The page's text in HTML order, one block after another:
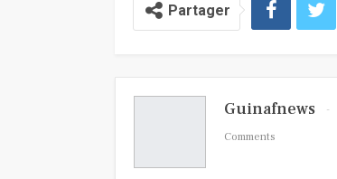
Partager
Guinafnews
Comments